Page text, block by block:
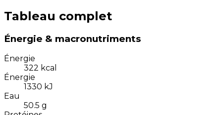
Tableau complet
Énergie & macronutriments
Énergie
322 kcal
Énergie
1330 kJ
Eau
50.5 g